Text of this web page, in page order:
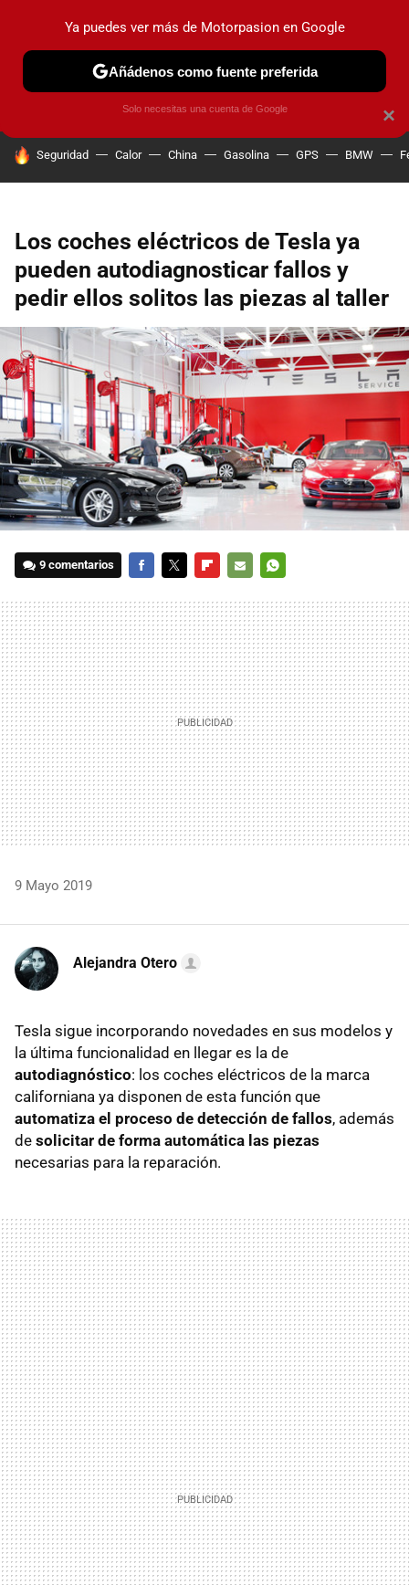
PRUEBAS COCHES ELÉCTRICOS OBSERVATORIO
HOY SE HABLA DE
Seguridad Calor China Gasolina GPS BMW
Los coches eléctricos de Tesla ya
pueden autodiagnosticar fallos y
pedir ellos solitos las piezas al taller
9 comentarios
MAIL
9 Mayo 2019
Alejandra Otero
Tesla sigue incorporando novedades en sus modelos y
la última funcionalidad en llegar es la de
autodiagnóstico: los coches eléctricos de la marca
californiana ya disponen de esta función que
automatiza el proceso de detección de fallos, además
de solicitar de forma automática las piezas
necesarias para la reparación.
×
Ya puedes ver más de Motorpasion en Google
Añádenos como fuente preferida
Solo necesitas una cuenta de Google